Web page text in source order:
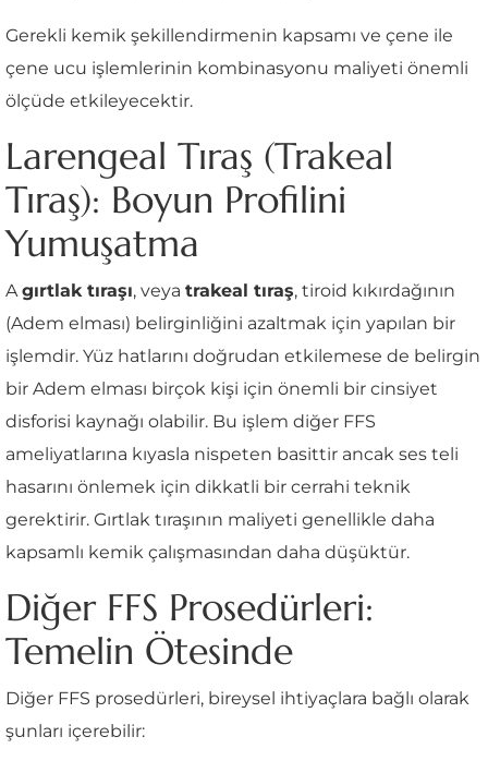
Gerekli kemik şekillendirmenin kapsamı ve çene ile
çene ucu işlemlerinin kombinasyonu maliyeti önemli
ölçüde etkileyecektir.
Larengeal Tıraş (Trakeal
Tıraş): Boyun Profilini
Yumuşatma
A gırtlak tıraşı, veya trakeal tıraş, tiroid kıkırdağının
(Adem elması) belirginliğini azaltmak için yapılan bir
işlemdir. Yüz hatlarını doğrudan etkilemese de belirgin
bir Adem elması birçok kişi için önemli bir cinsiyet
disforisi kaynağı olabilir. Bu işlem diğer FFS
ameliyatlarına kıyasla nispeten basittir ancak ses teli
hasarını önlemek için dikkatli bir cerrahi teknik
gerektirir. Gırtlak tıraşının maliyeti genellikle daha
kapsamlı kemik çalışmasından daha düşüktür.
Diğer FFS Prosedürleri:
Temelin Ötesinde
Diğer FFS prosedürleri, bireysel ihtiyaçlara bağlı olarak
şunları içerebilir: